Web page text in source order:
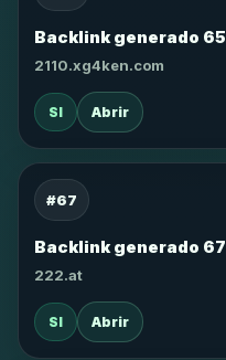
Backlink generado 65
2110.xg4ken.com
SI Abrir
#67
Backlink generado 67
222.at
SI Abrir